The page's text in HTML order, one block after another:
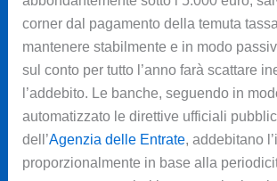
corner dal pagamento della temuta
mantenere stabilmente e in modo
sul conto per tutto l’anno farà scattare
l’addebito. Le banche, seguendo in
automatizzato le direttive ufficiali
dell’Agenzia delle Entrate, addebitano
proporzionalmente in base alla